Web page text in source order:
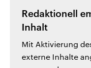
Redaktionell
Inhalt
Mit Aktivierung
externe Inhalte